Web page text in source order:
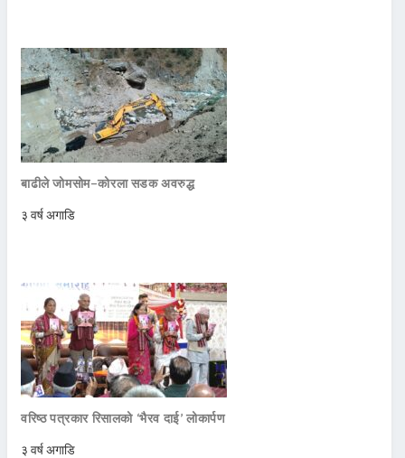
बाढीले जोमसोम–कोरला सडक अवरुद्ध
३ वर्ष अगाडि
वरिष्ठ पत्रकार रिसालको ‘भैरव दाई’ लोकार्पण
३ वर्ष अगाडि